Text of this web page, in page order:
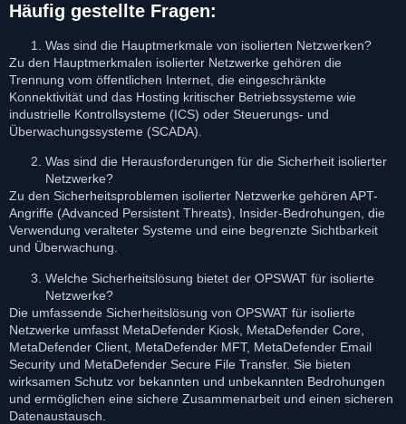
Häufig gestellte Fragen:
Was sind die Hauptmerkmale von isolierten Netzwerken?
Zu den Hauptmerkmalen isolierter Netzwerke gehören die
Trennung vom öffentlichen Internet, die eingeschränkte
Konnektivität und das Hosting kritischer Betriebssysteme wie
industrielle Kontrollsysteme (ICS) oder Steuerungs- und
Überwachungssysteme (SCADA).
Was sind die Herausforderungen für die Sicherheit isolierter
Netzwerke?
Zu den Sicherheitsproblemen isolierter Netzwerke gehören APT-
Angriffe (Advanced Persistent Threats), Insider-Bedrohungen, die
Verwendung veralteter Systeme und eine begrenzte Sichtbarkeit
und Überwachung.
Welche Sicherheitslösung bietet der OPSWAT für isolierte
Netzwerke?
Die umfassende Sicherheitslösung von OPSWAT für isolierte
Netzwerke umfasst MetaDefender Kiosk, MetaDefender Core,
MetaDefender Client, MetaDefender MFT, MetaDefender Email
Security und MetaDefender Secure File Transfer. Sie bieten
wirksamen Schutz vor bekannten und unbekannten Bedrohungen
und ermöglichen eine sichere Zusammenarbeit und einen sicheren
Datenaustausch.